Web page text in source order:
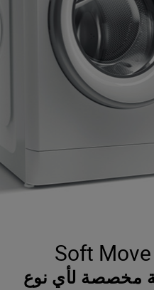
Soft Move
مخصصة لأي نوع